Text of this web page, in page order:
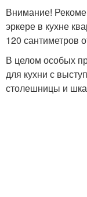
Внимание!
эркере в кухне
120 сантиметров
В целом особых
для кухни с
столешницы и